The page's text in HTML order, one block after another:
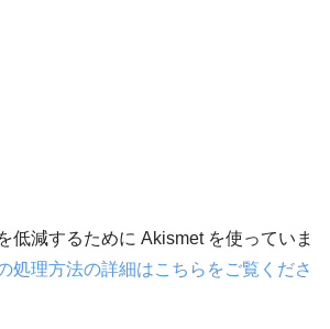
低減するために Akismet を使っていま
処理方法の詳細はこちらをご覧くださ